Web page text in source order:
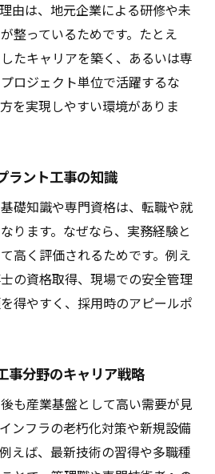
由は、地元企業による研修や未
整っているためです。たとえ
たキャリアを築く、あるいは専
ロジェクト単位で活躍するな
を実現しやすい環境がありま
ラント工事の知識
礎知識や専門資格は、転職や就
ります。なぜなら、実務経験と
高く評価されるためです。例え
の資格取得、現場での安全管理
得やすく、採用時のアピールポ
事分野のキャリア戦略
も産業基盤として高い需要が見
ンフラの老朽化対策や新規設備
えば、最新技術の習得や多職種